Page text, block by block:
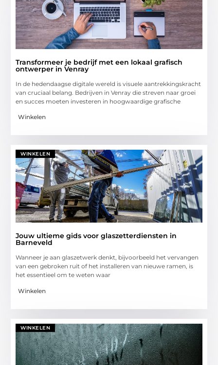
Transformeer je bedrijf met een lokaal grafisch
ontwerper in Venray
In de hedendaagse digitale wereld is visuele aantrekkingskracht
van cruciaal belang. Bedrijven in Venray die streven naar groei
en succes moeten investeren in hoogwaardige grafische
Winkelen
WINKELEN
Jouw ultieme gids voor glaszetterdiensten in
Barneveld
Wanneer je aan glaszetwerk denkt, bijvoorbeeld het vervangen
van een gebroken ruit of het installeren van nieuwe ramen, is
het essentieel om te weten waar
Winkelen
WINKELEN